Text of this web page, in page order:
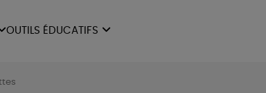
OUTILS ÉDUCATIFS
POSTERS ÉDUCATIFS